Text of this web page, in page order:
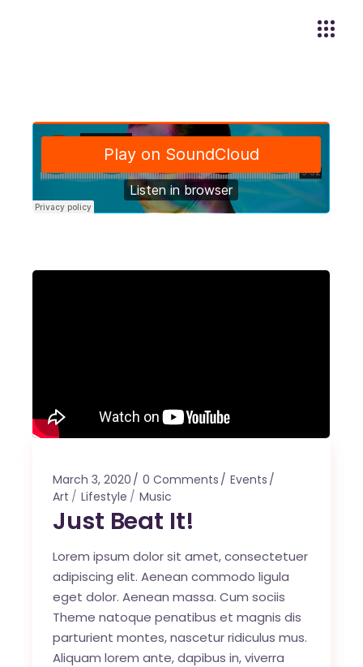
March 3, 2020 0 Comments
Events
Art
Lifestyle Music
Just Beat It!
Lorem ipsum dolor sit amet, consectetuer
adipiscing elit. Aenean commodo ligula
eget dolor. Aenean massa. Cum sociis
Theme natoque penatibus et magnis dis
parturient montes, nascetur ridiculus mus.
Aliquam lorem ante, dapibus in, viverra